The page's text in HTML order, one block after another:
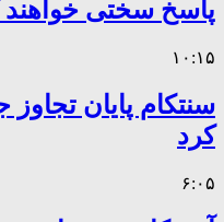
پاسخ سختی
۱۰:۱۵
سنتکام پایان تجاوز
کرد
۶:۰۵